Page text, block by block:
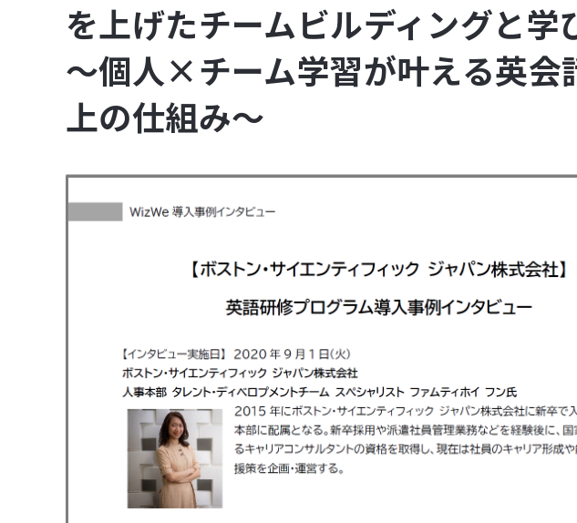
を上げたチームビルディングと学
～個人×チーム学習が叶える英会
上の仕組み～